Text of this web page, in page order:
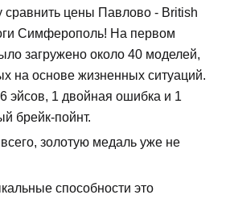
сравнить цены Павлово - British
Симферополь! На первом
загружено около 40 моделей,
на основе жизненных ситуаций.
эйсов, 1 двойная ошибка и 1
брейк-пойнт.
золотую медаль уже не
способности это